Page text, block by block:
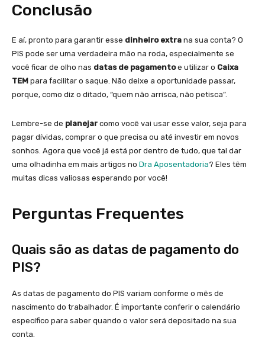
Conclusão
E aí, pronto para garantir esse dinheiro extra na sua conta? O
PIS pode ser uma verdadeira mão na roda, especialmente se
você ficar de olho nas datas de pagamentoe utilizar o Caixa
TEM para facilitar o saque. Não deixe a oportunidade passar,
porque, como diz o ditado, “quem não arrisca, não petisca”.
Lembre-se de planejar como você vai usar esse valor, seja para
pagar dívidas, comprar o que precisa ou até investir em novos
sonhos. Agora que você já está por dentro de tudo, que tal dar
uma olhadinha em mais artigos no Dra Aposentadoria? Eles têm
muitas dicas valiosas esperando por você!
Perguntas Frequentes
Quais são as datas de pagamento do
PIS?
As datas de pagamento do PIS variam conforme o mês de
nascimento do trabalhador. É importante conferir o calendário
específico para saber quando o valor será depositado na sua
conta.